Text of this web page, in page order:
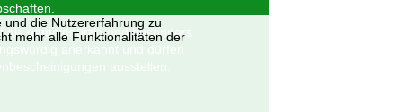
als gemeinnützig und besonders
anerkannt und dürfen
ausstellen.
die Nutzererfahrung zu
mehr alle Funktionalitäten der